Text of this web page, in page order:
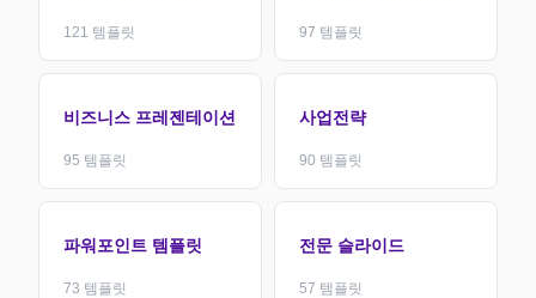
121 템플릿 97 템플릿
비즈니스 프레젠테이션
95 템플릿
사업전략
90 템플릿
파워포인트 템플릿
73 템플릿
전문 슬라이드
57 템플릿